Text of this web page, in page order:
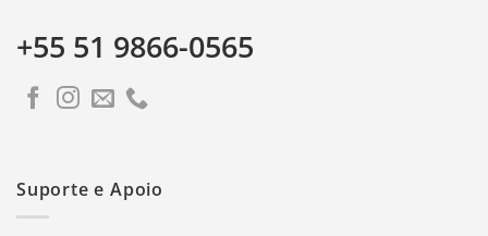
+55 51 9866-0565
Suporte e Apoio